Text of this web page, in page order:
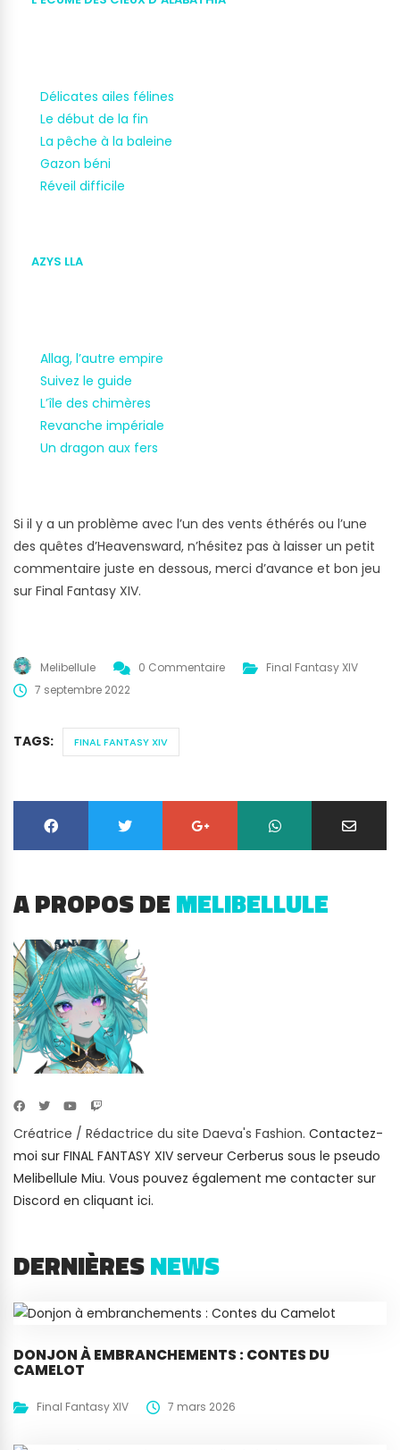
Délicates ailes félines
Le début de la fin
La pêche à la baleine
Gazon béni
Réveil difficile
AZYS LLA
Allag, l’autre empire
Suivez le guide
L’île des chimères
Revanche impériale
Un dragon aux fers
Si il y a un problème avec l’un des vents éthérés ou l’une
des quêtes d’Heavensward, n’hésitez pas à laisser un petit
commentaire juste en dessous, merci d’avance et bon jeu
sur Final Fantasy XIV.
Melibellule 0 Commentaire
Final Fantasy XIV
7 septembre 2022
TAGS: FINAL FANTASY XIV
A PROPOS DEMELIBELLULE
Créatrice / Rédactrice du site Daeva's Fashion. Contactez-
moi sur FINAL FANTASY XIV serveur Cerberus sous le pseudo
Melibellule Miu. Vous pouvez également me contacter sur
Discord en cliquant ici.
DERNIÈRESNEWS
DONJON À EMBRANCHEMENTS : CONTES DU
CAMELOT
Final Fantasy XIV 7 mars 2026